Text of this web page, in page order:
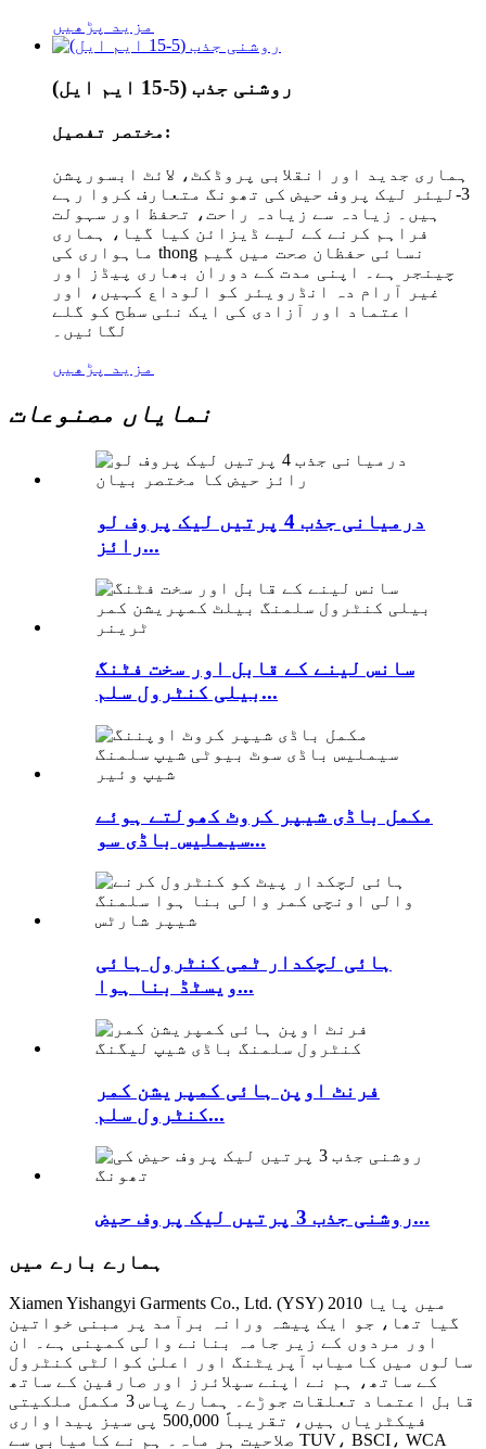
مزید پڑھیں
روشنی جذب (5-15 ایم ایل)
مختصر تفصیل:
ہماری جدید اور انقلابی پروڈکٹ، لائٹ ابسورپشن
3-لیئر لیک پروف حیض کی تھونگ متعارف کروا رہے
ہیں۔ زیادہ سے زیادہ راحت، تحفظ اور سہولت
فراہم کرنے کے لیے ڈیزائن کیا گیا، ہماری
ماہواری کی thong نسائی حفظان صحت میں گیم
چینجر ہے۔ اپنی مدت کے دوران بھاری پیڈز اور
غیر آرام دہ انڈرویئر کو الوداع کہیں، اور
اعتماد اور آزادی کی ایک نئی سطح کو گلے
لگائیں۔
مزید پڑھیں
نمایاں مصنوعات
درمیانی جذب 4 پرتیں لیک پروف لو
رائز...
سانس لینے کے قابل اور سخت فٹنگ
بیلی کنٹرول سلم...
مکمل باڈی شیپر کروٹ کھولتے ہوئے
سیملیس باڈی سو...
ہائی لچکدار ٹمی کنٹرول ہائی
ویسٹڈ بنا ہوا...
فرنٹ اوپن ہائی کمپریشن کمر
کنٹرول سلم...
روشنی جذب 3 پرتیں لیک پروف حیض...
ہمارے بارے میں
Xiamen Yishangyi Garments Co., Ltd. (YSY) 2010 میں پایا
گیا تھا، جو ایک پیشہ ورانہ برآمد پر مبنی خواتین
اور مردوں کے زیر جامہ بنانے والی کمپنی ہے۔ ان
سالوں میں کامیاب آپریٹنگ اور اعلیٰ کوالٹی کنٹرول
کے ساتھ، ہم نے اپنے سپلائرز اور صارفین کے ساتھ
قابل اعتماد تعلقات جوڑے۔ ہمارے پاس 3 مکمل ملکیتی
فیکٹریاں ہیں، تقریباً 500,000 پی سیز پیداواری
صلاحیت ہر ماہ۔ ہم نے کامیابی سے TUV، BSCI، WCA